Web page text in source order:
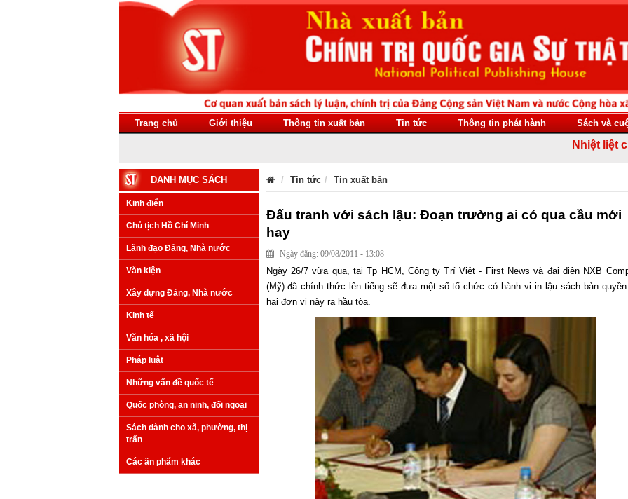
Trang chủ Giới thiệu Thông tin xuất bản Tin tức Thông tin phát hành Sách và
Nhiệt liệt
DANH MỤC SÁCH
Kinh điển
Chủ tịch Hồ Chí Minh
Lãnh đạo Đảng, Nhà nước
Văn kiện
Xây dựng Đảng, Nhà nước
Kinh tế
Văn hóa , xã hội
Pháp luật
Những vấn đề quốc tế
Quốc phòng, an ninh, đối ngoại
Sách dành cho xã, phường, thị
trấn
Các ấn phẩm khác
Tin tức Tin xuất bản
Đấu tranh với sách lậu: Đoạn trường ai có qua cầu mới
hay
Ngày đăng: 09/08/2011 - 13:08
Ngày 26/7 vừa qua, tại Tp HCM, Công ty Trí Việt - First News và đại diện NXB
(Mỹ) đã chính thức lên tiếng sẽ đưa một số tổ chức có hành vi in lậu sách bản
hai đơn vị này ra hầu tòa.